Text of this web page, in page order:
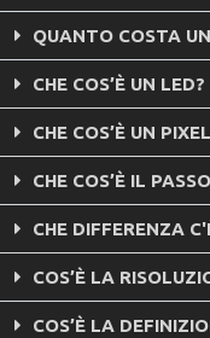
QUANTO COSTA
CHE COS’È UN LED?
CHE COS’È UN
CHE COS’È IL
CHE DIFFERENZA
COS’È LA
COS’È LA